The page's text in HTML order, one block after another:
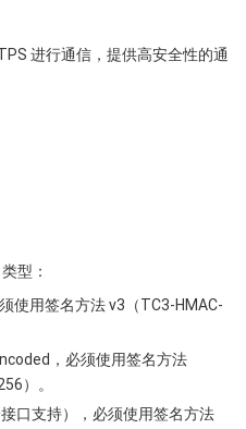
进行通信，提供高安全性的通
型：
使用签名方法 v3（TC3-HMAC-
，必须使用签名方法
）。
口支持），必须使用签名方法